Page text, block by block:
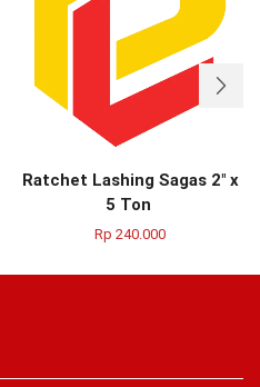
Ratchet Lashing Sagas 2″ x
5 Ton
Rp 240.000